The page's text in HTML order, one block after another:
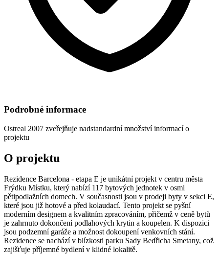
Podrobné informace
Ostreal 2007 zveřejňuje nadstandardní množství informací o
projektu
O projektu
Rezidence Barcelona - etapa E je unikátní projekt v centru města
Frýdku Místku, který nabízí 117 bytových jednotek v osmi
pětipodlažních domech. V současnosti jsou v prodeji byty v sekci E,
které jsou již hotové a před kolaudací. Tento projekt se pyšní
moderním designem a kvalitním zpracováním, přičemž v ceně bytů
je zahrnuto dokončení podlahových krytin a koupelen. K dispozici
jsou podzemní garáže a možnost dokoupení venkovních stání.
Rezidence se nachází v blízkosti parku Sady Bedřicha Smetany, což
zajišťuje příjemné bydlení v klidné lokalitě.